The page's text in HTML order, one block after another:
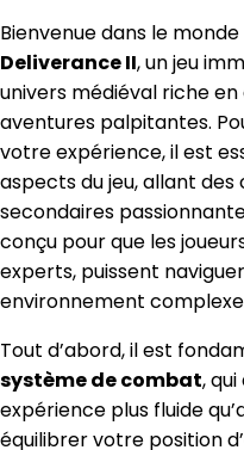
Bienvenue dans le
Deliverance II, un jeu
univers médiéval riche
aventures palpitantes.
votre expérience, il est
aspects du jeu, allant
secondaires
conçu pour que les
experts, puissent
environnement
Tout d’abord, il est
système de combat,
expérience plus fluide
équilibrer votre position